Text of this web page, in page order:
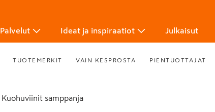
Palvelut Ideat ja inspiraatiot Julkaisut
TUOTEMERKIT VAIN KESPROSTA PIENTUOTTAJAT
Kuohuviinit samppanja